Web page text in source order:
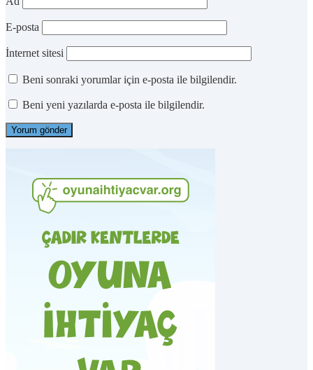
E-posta
İnternet sitesi
Beni sonraki yorumlar için e-posta ile bilgilendir.
Beni yeni yazılarda e-posta ile bilgilendir.